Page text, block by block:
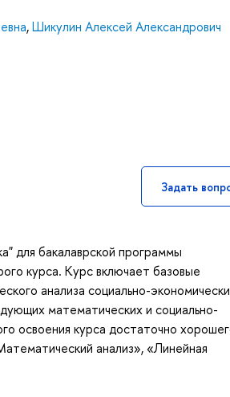
,Шикулин Алексей Александрович
Задать
для бакалаврской программы
курса. Курс включает базовые
анализа социально-
математических и социально-
освоения курса достаточно
анализ», «Линейная